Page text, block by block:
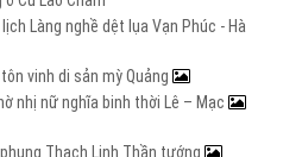
Làng nghề dệt lụa Vạn Phúc - Hà
vinh di sản mỳ Quảng
nhị nữ nghĩa binh thời Lê – Mạc
Thạch Linh Thần tướng